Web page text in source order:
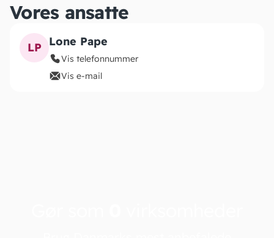
Vores ansatte
LP Lone Pape
Vis telefonnummer
Vis e-mail